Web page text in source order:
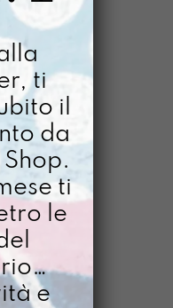
ti
il
da
ti
le
e